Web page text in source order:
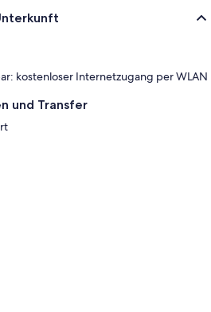
kostenloser Internetzugang per WLAN
und Transfer